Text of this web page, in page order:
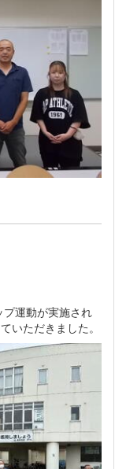
運動が実施され
いただきました。